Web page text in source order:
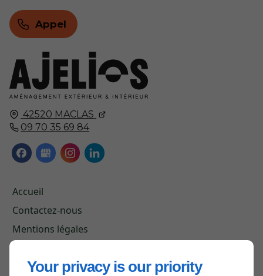
Your privacy is our priority
42520 MACLAS
09 70 35 69 84
Accueil
Contactez-nous
Mentions légales
Appel